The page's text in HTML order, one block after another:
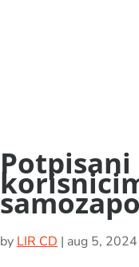
by LIR CD | aug 5, 2024